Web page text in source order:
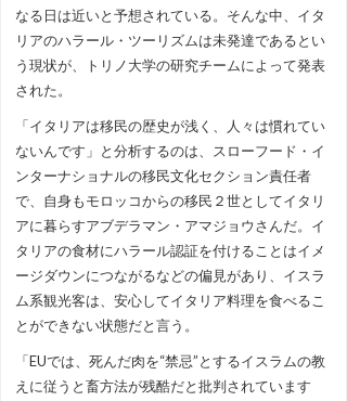
なる日は近いと予想されている。そんな中、イタ
リアのハラール・ツーリズムは未発達であるとい
う現状が、トリノ大学の研究チームによって発表
された。
「イタリアは移民の歴史が浅く、人々は慣れてい
ないんです」と分析するのは、スローフード・イ
ンターナショナルの移民文化セクション責任者
で、自身もモロッコからの移民２世としてイタリ
アに暮らすアブデラマン・アマジョウさんだ。イ
タリアの食材にハラール認証を付けることはイメ
ージダウンにつながるなどの偏見があり、イスラ
ム系観光客は、安心してイタリア料理を食べるこ
とができない状態だと言う。
「EUでは、死んだ肉を“禁忌”とするイスラムの教
えに従うと畜方法が残酷だと批判されています